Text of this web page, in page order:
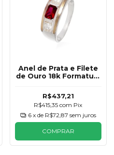
Anel de Prata e Filete
de Ouro 18k Formatura
Masculino
R$437,21
R$415,35com Pix
6 x de R$72,87 sem juros
COMPRAR